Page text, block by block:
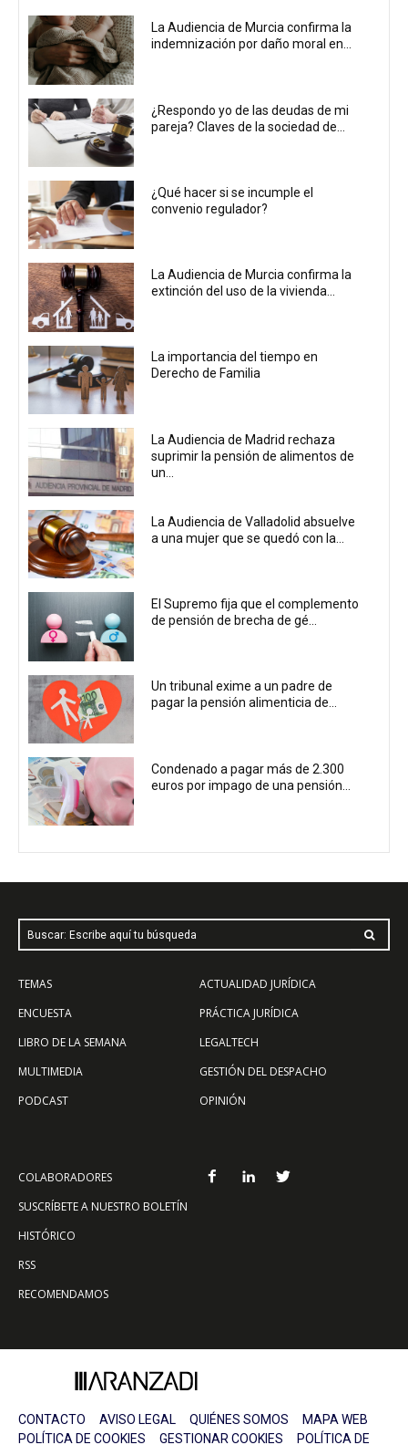
La Audiencia de Murcia confirma la
indemnización por daño moral en...
¿Respondo yo de las deudas de mi
pareja? Claves de la sociedad de...
¿Qué hacer si se incumple el
convenio regulador?
La Audiencia de Murcia confirma la
extinción del uso de la vivienda...
La importancia del tiempo en
Derecho de Familia
La Audiencia de Madrid rechaza
suprimir la pensión de alimentos de
un...
La Audiencia de Valladolid absuelve
a una mujer que se quedó con la...
El Supremo fija que el complemento
de pensión de brecha de gé...
Un tribunal exime a un padre de
pagar la pensión alimenticia de...
Condenado a pagar más de 2.300
euros por impago de una pensión...
Buscar: Escribe aquí tu búsqueda
TEMAS
ENCUESTA
LIBRO DE LA SEMANA
MULTIMEDIA
PODCAST
ACTUALIDAD JURÍDICA
PRÁCTICA JURÍDICA
LEGALTECH
GESTIÓN DEL DESPACHO
OPINIÓN
COLABORADORES
SUSCRÍBETE A NUESTRO BOLETÍN
HISTÓRICO
RSS
RECOMENDAMOS
CONTACTO AVISO LEGAL QUIÉNES SOMOS
MAPA WEB
POLÍTICA DE COOKIES
GESTIONAR COOKIES POLÍTICA DE